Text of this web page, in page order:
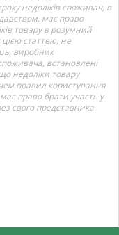
недоліків споживач, в
має право
товару в розумний
статтею, не
виробник
встановлені
недоліки товару
правил користування
право брати участь у
свого представника.